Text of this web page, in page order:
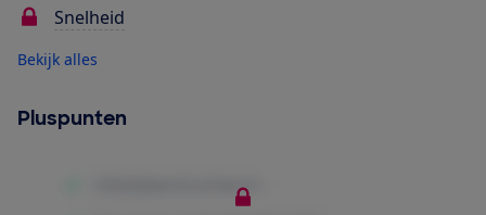
Snelheid
Bekijk alles
Pluspunten